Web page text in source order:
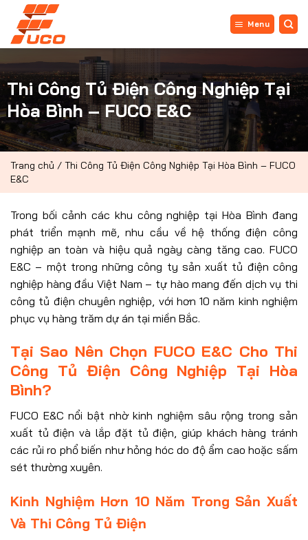
qua
nội
dung
Menu
Thi Công Tủ Điện Công Nghiệp Tại
Hòa Bình – FUCO E&C
Trang chủ / Thi Công Tủ Điện Công Nghiệp Tại Hòa Bình – FUCO
E&C
Trong bối cảnh các khu công nghiệp tại Hòa Bình đang
phát triển mạnh mẽ, nhu cầu về hệ thống điện công
nghiệp an toàn và hiệu quả ngày càng tăng cao. FUCO
E&C – một trong những công ty sản xuất tủ điện công
nghiệp hàng đầu Việt Nam – tự hào mang đến dịch vụ thi
công tủ điện chuyên nghiệp, với hơn 10 năm kinh nghiệm
phục vụ hàng trăm dự án tại miền Bắc.
Tại Sao Nên Chọn FUCO E&C Cho Thi
Công Tủ Điện Công Nghiệp Tại Hòa
Bình?
FUCO E&C nổi bật nhờ kinh nghiệm sâu rộng trong sản
xuất tủ điện và lắp đặt tủ điện, giúp khách hàng tránh
các rủi ro phổ biến như hỏng hóc do độ ẩm cao hoặc sấm
sét thường xuyên.
Kinh Nghiệm Hơn 10 Năm Trong Sản Xuất
Và Thi Công Tủ Điện